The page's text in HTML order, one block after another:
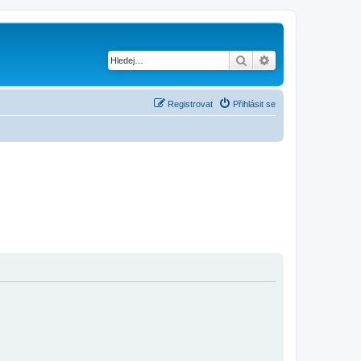
Hledat
Přihlásit se
Registrovat